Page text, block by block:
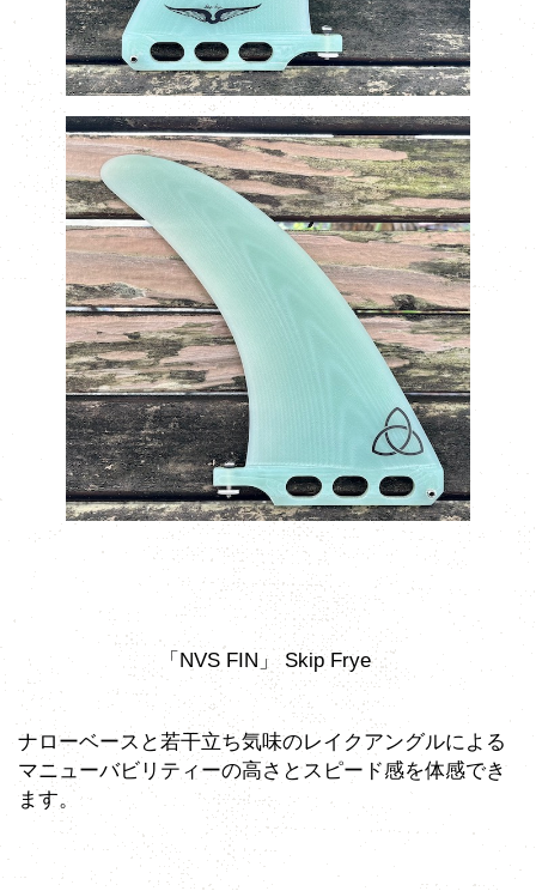
「NVS FIN」 Skip Frye
ナローベースと若干立ち気味のレイクアングルによる
マニューバビリティーの高さとスピード感を体感でき
ます。